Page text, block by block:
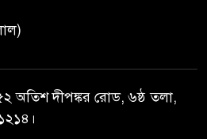
পেশ
শেয়ার কেলেঙ্কারি: সাকিবের বিরুদ্ধে
তদন্ত শেষ পর্যায়ে, দ্রুত চার্জশিট
অতিশ দীপঙ্কর রোড, ৬ষ্ঠ তলা,